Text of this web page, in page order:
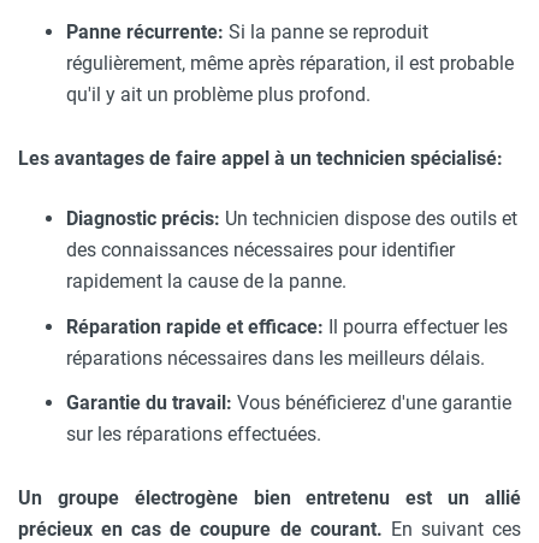
Panne récurrente: Si la panne se reproduit
régulièrement, même après réparation, il est probable
qu'il y ait un problème plus profond.
Les avantages de faire appel à un technicien spécialisé:
Diagnostic précis: Un technicien dispose des outils et
des connaissances nécessaires pour identifier
rapidement la cause de la panne.
Réparation rapide et efficace: Il pourra effectuer les
réparations nécessaires dans les meilleurs délais.
Garantie du travail: Vous bénéficierez d'une garantie
sur les réparations effectuées.
Un groupe électrogène bien entretenu est un allié
précieux en cas de coupure de courant. En suivant ces